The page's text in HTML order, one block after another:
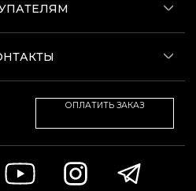
ОПЛАТИТЬ ЗАКАЗ